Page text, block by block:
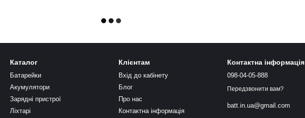
Каталог
Батарейки
Акумулятори
Зарядні пристрої
Ліхтарі
Клієнтам
Вхід до кабінету
Блог
Про нас
Контактна інформація
Контактна інформація
098-04-05-888
Передзвонити вам?
batt.in.ua@gmail.com